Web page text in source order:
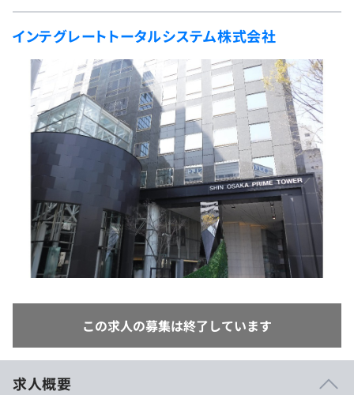
インターン
新卒エージェント
イベント・セミナー
インタビュー
就活成功ガイド
問題集
ナレッジ
リファレンス
個人向けプラン
法人向けプラン
学校向けプラン
プログラミング言語
評価結果一覧
再チャレンジ結果一覧
ゲーム・マンガ
Tech Team Journal
paiza times
paizaとは？
インテグレートトータルシステム株式会社
この求人の募集は終了しています
求人概要